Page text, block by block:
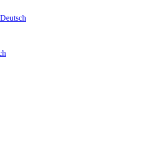
Deutsch